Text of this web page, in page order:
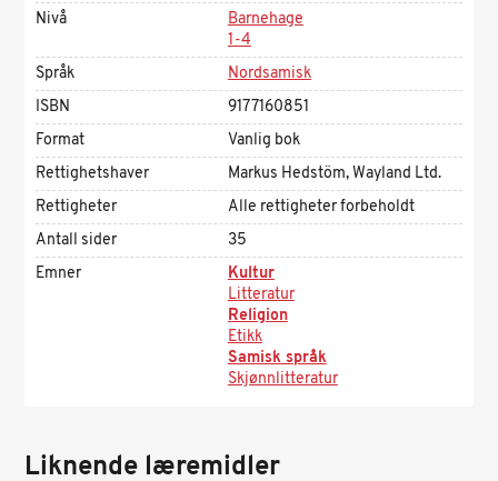
Nivå
Barnehage
1-4
Språk
Nordsamisk
ISBN
9177160851
Format
Vanlig bok
Rettighetshaver
Markus Hedstöm, Wayland Ltd.
Rettigheter
Alle rettigheter forbeholdt
Antall sider
35
Emner
Kultur
Litteratur
Religion
Etikk
Samisk språk
Skjønnlitteratur
Liknende læremidler